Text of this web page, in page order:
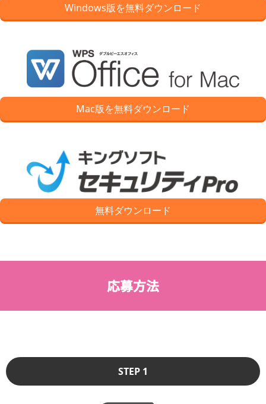
Windows版を無料ダウンロード
Mac版を無料ダウンロード
無料ダウンロード
応募方法
STEP 1